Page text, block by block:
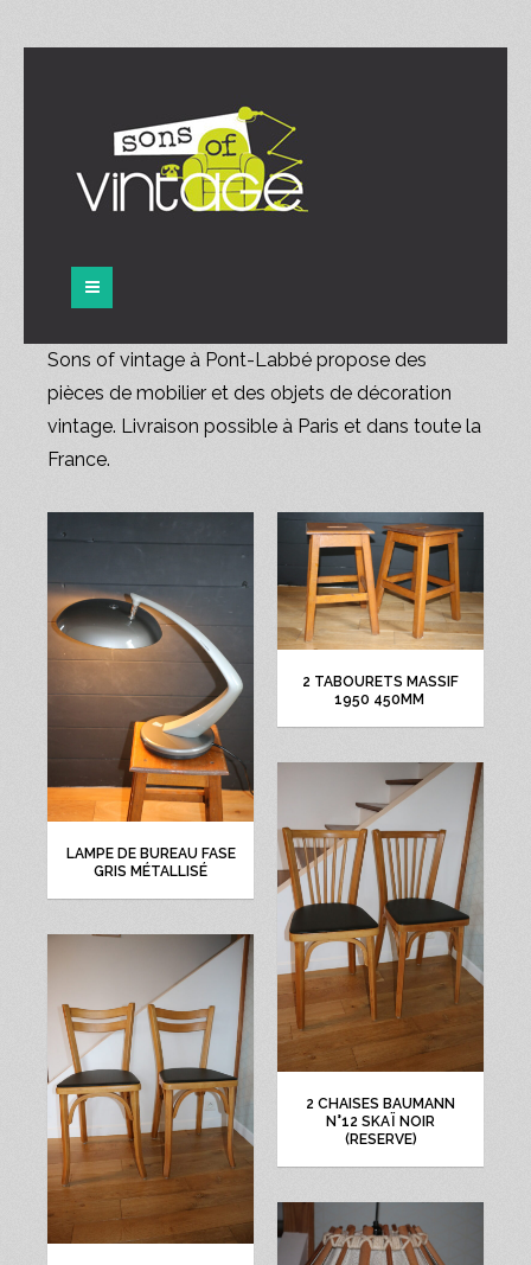
Sons of vintage à Pont-Labbé propose des
pièces de mobilier et des objets de décoration
vintage. Livraison possible à Paris et dans toute la
France.
LAMPE DE BUREAU FASE
GRIS MÉTALLISÉ
2 TABOURETS MASSIF
1950 450MM
2 CHAISES BAUMANN
N°12 SKAÏ NOIR
(RESERVE)